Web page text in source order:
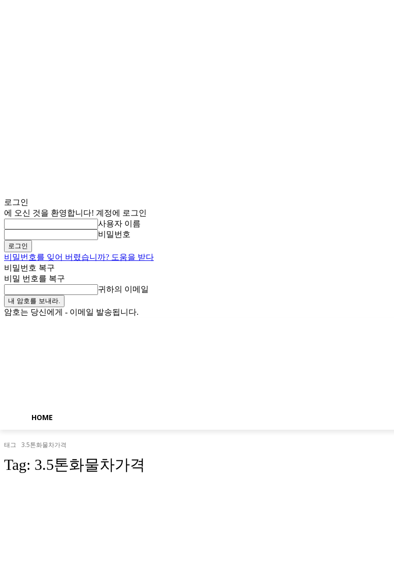
로그인
에 오신 것을 환영합니다! 계정에 로그인
사용자 이름
비밀번호
비밀번호를 잊어 버렸습니까? 도움을 받다
비밀번호 복구
비밀 번호를 복구
귀하의 이메일
암호는 당신에게 - 이메일 발송됩니다.
HOME
태그 3.5톤화물차가격
Tag: 3.5톤화물차가격